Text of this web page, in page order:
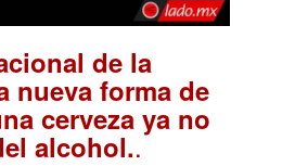
de la
nueva forma de
cerveza ya no
alcohol..